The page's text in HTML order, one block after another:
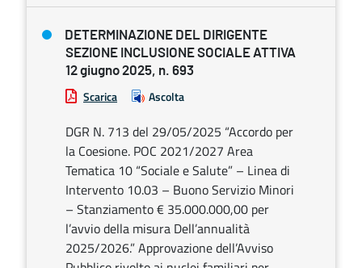
DETERMINAZIONE DEL DIRIGENTE
SEZIONE INCLUSIONE SOCIALE ATTIVA
12 giugno 2025, n. 693
Scarica Ascolta
DGR N. 713 del 29/05/2025 “Accordo per
la Coesione. POC 2021/2027 Area
Tematica 10 “Sociale e Salute” – Linea di
Intervento 10.03 – Buono Servizio Minori
– Stanziamento € 35.000.000,00 per
l’avvio della misura Dell’annualità
2025/2026.” Approvazione dell’Avviso